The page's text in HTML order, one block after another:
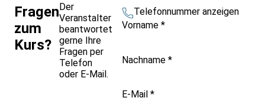
Fragen
zum
Kurs?
Der
Veranstalter
beantwortet
gerne Ihre
Fragen per
Telefon
oder E-Mail.
Telefonnummer anzeigen
Vorname *
Nachname *
E-Mail *